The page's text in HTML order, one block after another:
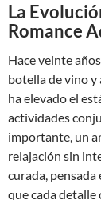
La
Romance
Hace veinte
botella de vino y
ha elevado el
actividades
importante, un
relajación sin
curada,
que cada detalle